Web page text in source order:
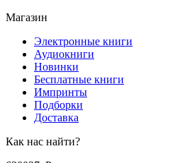
Магазин
Электронные книги
Аудиокниги
Новинки
Бесплатные книги
Импринты
Подборки
Доставка
Как нас найти?